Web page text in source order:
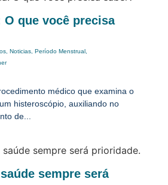
que você precisa
Noticias Período Menstrual
médico que examina o
histeroscópio, auxiliando no
de...
sempre será